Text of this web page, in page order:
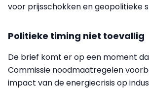
voor prijsschokken en geopolitieke
Politieke timing niet toevallig
De brief komt er op een moment
Commissie noodmaatregelen
impact van de energiecrisis op